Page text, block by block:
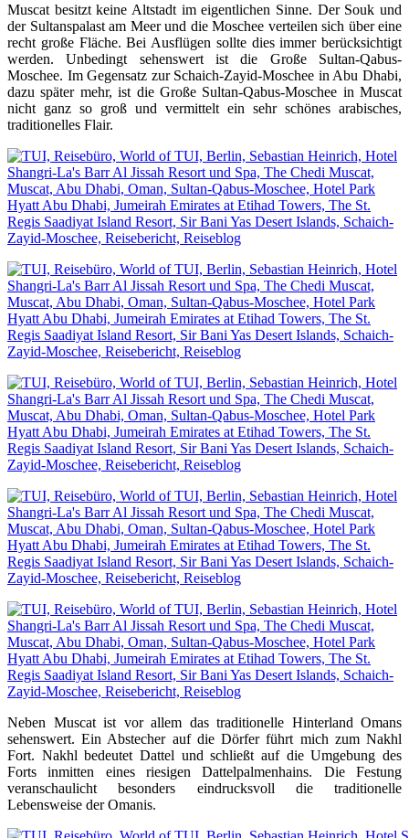
Muscat besitzt keine Altstadt im eigentlichen Sinne. Der Souk und
der Sultanspalast am Meer und die Moschee verteilen sich über eine
recht große Fläche. Bei Ausflügen sollte dies immer berücksichtigt
werden. Unbedingt sehenswert ist die Große Sultan-Qabus-
Moschee. Im Gegensatz zur Schaich-Zayid-Moschee in Abu Dhabi,
dazu später mehr, ist die Große Sultan-Qabus-Moschee in Muscat
nicht ganz so groß und vermittelt ein sehr schönes arabisches,
traditionelles Flair.
Neben Muscat ist vor allem das traditionelle Hinterland Omans
sehenswert. Ein Abstecher auf die Dörfer führt mich zum Nakhl
Fort. Nakhl bedeutet Dattel und schließt auf die Umgebung des
Forts inmitten eines riesigen Dattelpalmenhains. Die Festung
veranschaulicht besonders eindrucksvoll die traditionelle
Lebensweise der Omanis.